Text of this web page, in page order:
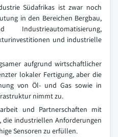
Südafrikas ist zwar noch
in den Bereichen Bergbau,
Industrieautomatisierung,
und industrielle
aufgrund wirtschaftlicher
lokaler Fertigung, aber die
von Öl- und Gas sowie in
nimmt zu.
und Partnerschaften mit
die industriellen Anforderungen
Sensoren zu erfüllen.